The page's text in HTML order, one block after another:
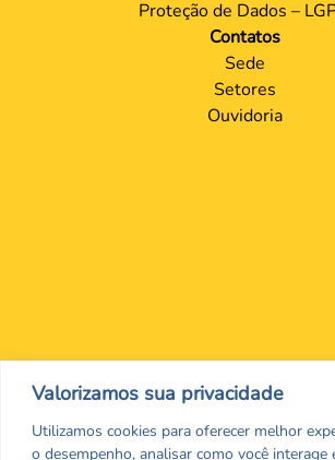
Valorizamos sua privacidade
Utilizamos cookies para oferecer melhor
o desempenho, analisar como você interage
Proteção de Dados –
Contatos
Sede
Setores
Ouvidoria
Nos encontre nas redes